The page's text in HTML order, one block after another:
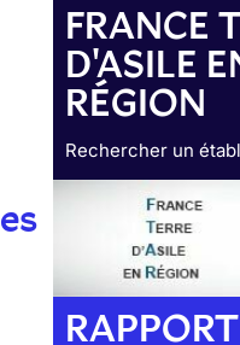
FRANCE
D'ASILE
RÉGION
Rechercher un
RAPPORT